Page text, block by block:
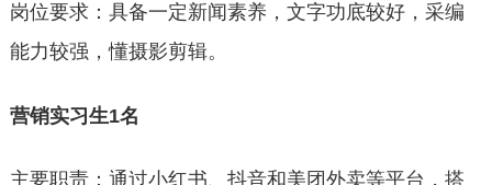
岗位要求：具备一定新闻素养，文字功底较好，采编
能力较强，懂摄影剪辑。
营销实习生1名
主要职责：通过小红书、抖音和美团外卖等平台，搭